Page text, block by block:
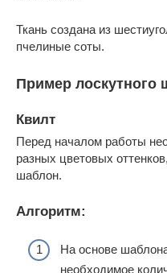
Ткань создана из
пчелиные соты.
Пример лоскутного
Квилт
Перед началом работы
разных цветовых
шаблон.
Алгоритм:
На основе
необходимое